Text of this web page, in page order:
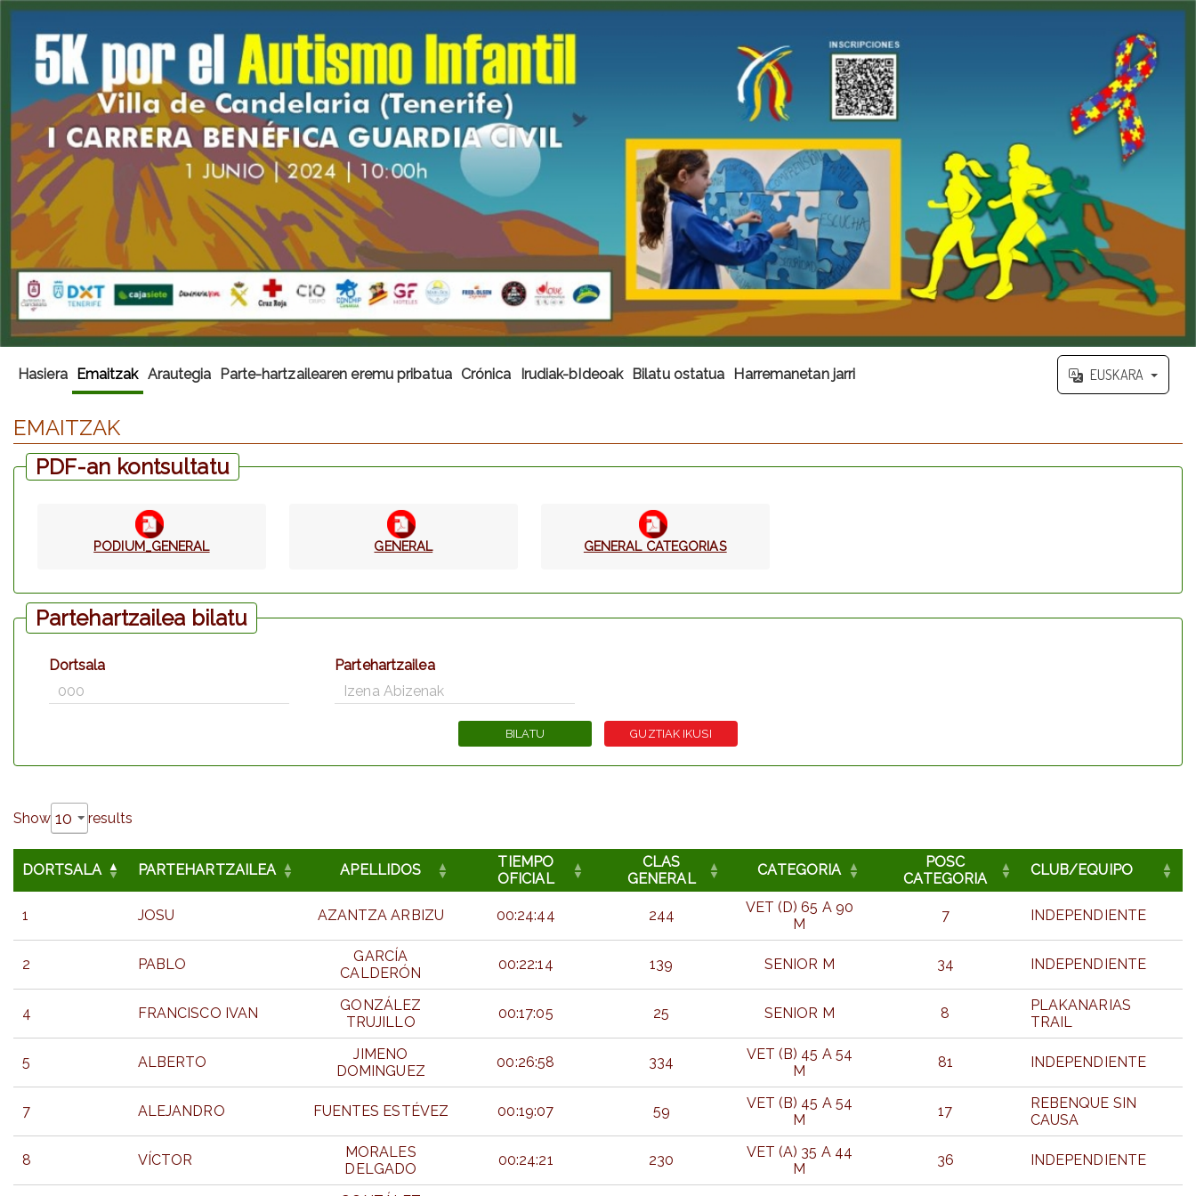
Hasiera Emaitzak Arautegia Parte-hartzailearen eremu pribatua Crónica Irudiak-bIdeoak Bilatu ostatua Harremanetan jarri EUSKARA
EMAITZAK
PDF-an kontsultatu
PODIUM_GENERAL GENERAL GENERAL CATEGORIAS
Partehartzailea bilatu
Dortsala Partehartzailea
Show results
DORTSALA PARTEHARTZAILEA APELLIDOS
TIEMPO
OFICIAL
CLAS
GENERAL
CATEGORIA
POSC
CATEGORIA
CLUB/EQUIPO
1 JOSU AZANTZA ARBIZU 00:24:44 244
VET (D) 65 A 90
M
7 INDEPENDIENTE
2 PABLO
GARCÍA
CALDERÓN
00:22:14 139 SENIOR M 34 INDEPENDIENTE
4 FRANCISCO IVAN
GONZÁLEZ
TRUJILLO
00:17:05 25 SENIOR M 8
PLAKANARIAS
TRAIL
5 ALBERTO
JIMENO
DOMINGUEZ
00:26:58 334
VET (B) 45 A 54
M
81 INDEPENDIENTE
7 ALEJANDRO FUENTES ESTÉVEZ 00:19:07 59
VET (B) 45 A 54
M
17
REBENQUE SIN
CAUSA
8 VÍCTOR
MORALES
DELGADO
00:24:21 230
VET (A) 35 A 44
M
36 INDEPENDIENTE